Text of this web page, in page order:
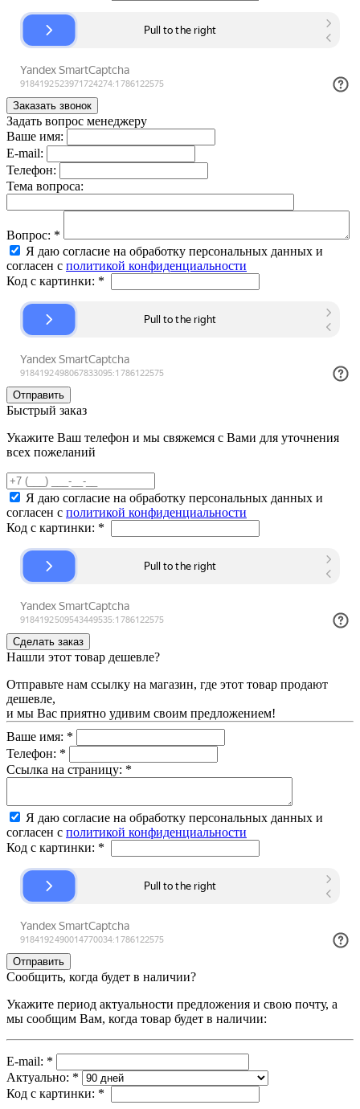
Задать вопрос менеджеру
Ваше имя:
E-mail:
Телефон:
Тема вопроса:
Вопрос: *
Я даю согласие на обработку персональных данных и
согласен с политикой конфиденциальности
Код с картинки: *
Быстрый заказ
Укажите Ваш телефон и мы свяжемся с Вами для уточнения
всех пожеланий
Я даю согласие на обработку персональных данных и
согласен с политикой конфиденциальности
Код с картинки: *
Нашли этот товар дешевле?
Отправьте нам ссылку на магазин, где этот товар продают
дешевле,
и мы Вас приятно удивим своим предложением!
Ваше имя: *
Телефон: *
Ссылка на страницу: *
Я даю согласие на обработку персональных данных и
согласен с политикой конфиденциальности
Код с картинки: *
Сообщить, когда будет в наличии?
Укажите период актуальности предложения и свою почту, а
мы сообщим Вам, когда товар будет в наличии:
E-mail: *
Актуально: *
Код с картинки: *